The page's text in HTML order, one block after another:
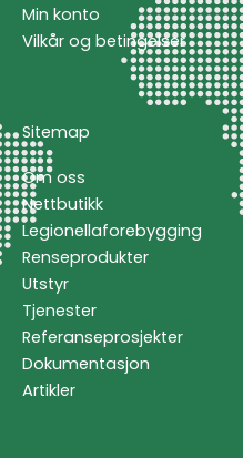
Min konto
Vilkår og betingelser
Sitemap
Om oss
Nettbutikk
Legionellaforebygging
Renseprodukter
Utstyr
Tjenester
Referanseprosjekter
Dokumentasjon
Artikler